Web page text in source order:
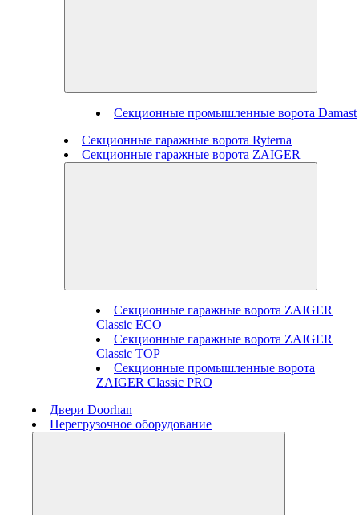
Секционные промышленные ворота Damast
Секционные гаражные ворота Ryterna
Секционные гаражные ворота ZAIGER
Секционные гаражные ворота ZAIGER
Classic ECO
Секционные гаражные ворота ZAIGER
Classic TOP
Секционные промышленные ворота
ZAIGER Classic PRO
Двери Doorhan
Перегрузочное оборудование